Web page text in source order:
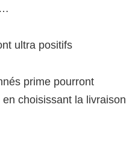
ultra positifs
prime pourront
choisissant la livraison